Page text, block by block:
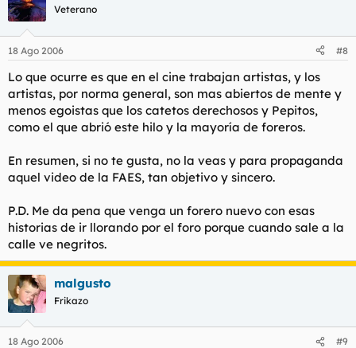
Veterano
18 Ago 2006 #8
Lo que ocurre es que en el cine trabajan artistas, y los
artistas, por norma general, son mas abiertos de mente y
menos egoistas que los catetos derechosos y Pepitos,
como el que abrió este hilo y la mayoría de foreros.
En resumen, si no te gusta, no la veas y para propaganda
aquel video de la FAES, tan objetivo y sincero.
P.D. Me da pena que venga un forero nuevo con esas
historias de ir llorando por el foro porque cuando sale a la
calle ve negritos.
malgusto
Frikazo
18 Ago 2006 #9